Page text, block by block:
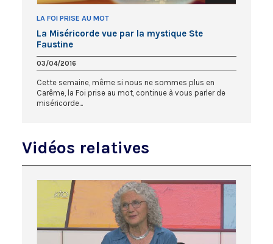
LA FOI PRISE AU MOT
La Miséricorde vue par la mystique Ste
Faustine
03/04/2016
Cette semaine, même si nous ne sommes plus en
Carême, la Foi prise au mot, continue à vous parler de
miséricorde...
Vidéos relatives